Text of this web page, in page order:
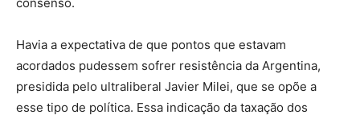
Havia a expectativa de que pontos que estavam
acordados pudessem sofrer resistência da Argentina,
presidida pelo ultraliberal Javier Milei, que se opõe a
esse tipo de política. Essa indicação da taxação dos